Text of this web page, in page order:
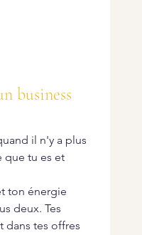
business
il n'y a plus
que tu es et
ton énergie
deux. Tes
dans tes offres